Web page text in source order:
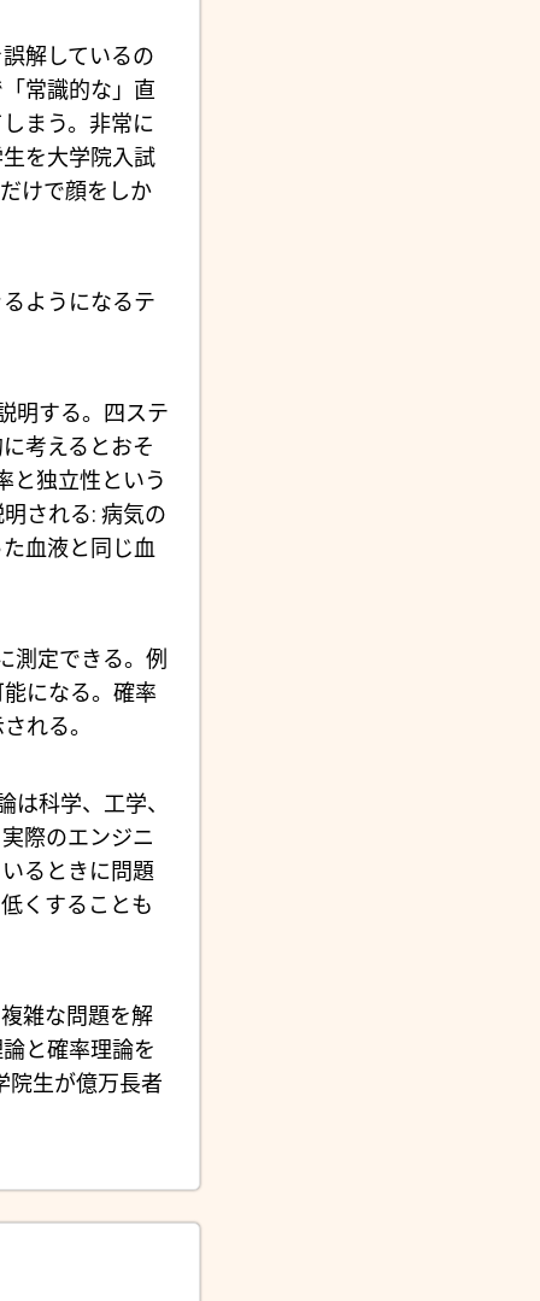
解しているの
常識的な」直
まう。非常に
を大学院入試
けで顔をしか
ようになるテ
明する。四ステ
考えるとおそ
と独立性という
される: 病気の
血液と同じ血
測定できる。例
になる。確率
れる。
科学、工学、
際のエンジニ
るときに問題
くすることも
雑な問題を解
と確率理論を
院生が億万長者